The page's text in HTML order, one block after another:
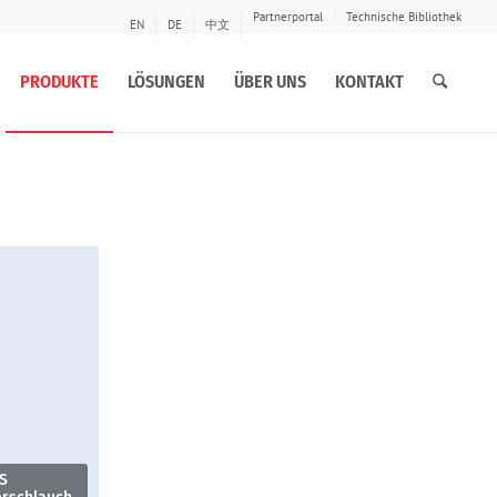
EN DE 中文 Partnerportal Technische Bibliothek
PRODUKTE LÖSUNGEN ÜBER UNS KONTAKT